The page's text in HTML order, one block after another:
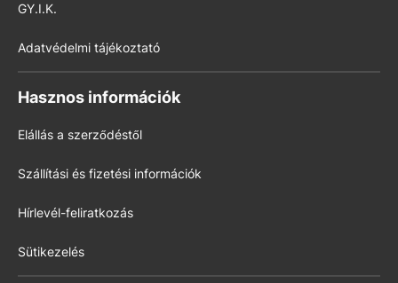
GY.I.K.
Adatvédelmi tájékoztató
Hasznos információk
Elállás a szerződéstől
Szállítási és fizetési információk
Hírlevél-feliratkozás
Sütikezelés